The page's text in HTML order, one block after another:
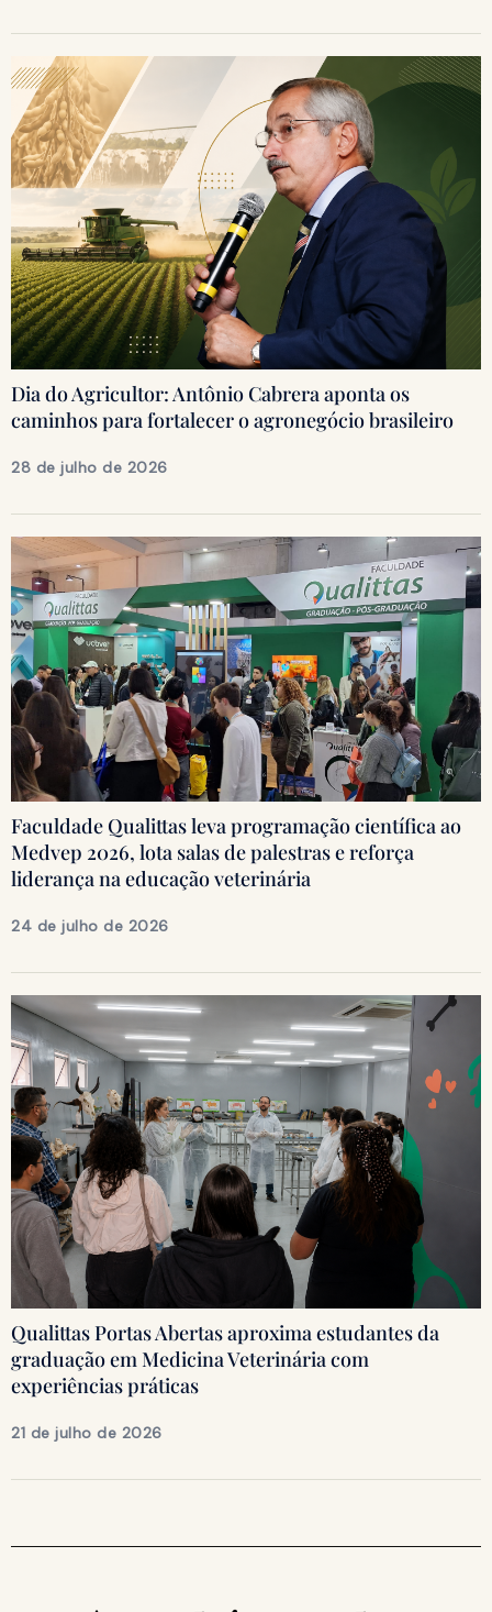
Dia do Agricultor: Antônio Cabrera aponta os
caminhos para fortalecer o agronegócio brasileiro
28 de julho de 2026
Faculdade Qualittas leva programação científica ao
Medvep 2026, lota salas de palestras e reforça
liderança na educação veterinária
24 de julho de 2026
Qualittas Portas Abertas aproxima estudantes da
graduação em Medicina Veterinária com
experiências práticas
21 de julho de 2026